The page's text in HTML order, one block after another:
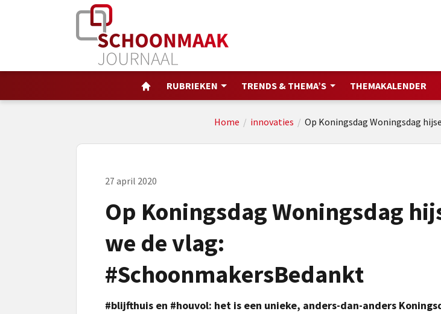
RUBRIEKEN TRENDS & THEMA’S THEMAKALENDER
Home / innovaties / Op Koningsdag Woningsdag
27 april 2020
Op Koningsdag Woningsdag
we de vlag:
#SchoonmakersBedankt
#blijfthuis en #houvol: het is een unieke, anders-dan-anders